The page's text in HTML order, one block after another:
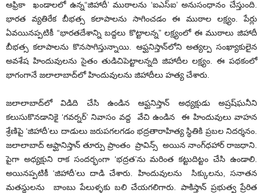
ఆఫ్రికా ఖండాలలో ఉన్న“జిహాదీ’ ముఠాలను ‘ఐఎస్‌ఐ’ అనుసంధానం చేస్తుంది.
భారత వ్యతిరేక బీభత్స కలాపాలను సాగించడం ఈ ముఠాల లక్ష్యం. పేర్లు
ఏవయినప్పటికీ “భారతదేశాన్ని బద్దలు కొట్టాలన్న” లక్ష్యంలో ఈ ముఠాలు జిహాదీ
బీభత్స కలాపాలను కొనసాగిస్తున్నాయి. ఆఫ్ఘనిస్తాన్‌లోని అత్యల్ప సంఖ్యాకులైన
అవశేష హిందువులను సైతం తుడిచిపెట్టాలన్నది జిహాదీల లక్ష్యం. ఈ పథకంలో
భాగంగానే జలాలాబాద్‌లో హిందువులను జిహాదీలు హత్య చేశారు.
జలాలాబాద్‌లో విడిది చేసి ఉండిన ఆఫ్ఘనిస్తాన్ అధ్యక్షుడు అష్రష్‌ఘనీని
కలుసుకొనడానికై ‘గవర్నర్’ నివాసం వద్ద వేచి ఉండిన ఈ హిందువులు వాహన
శ్రేణిపై ‘జిహాదీ’లు దాడులు జరుపగలగడం భద్రతారాహిత్య స్థితికి ప్రబల నిదర్శనం.
జలాలాబాద్ ఆఫ్ఘానిస్తాన్ తూర్పు ప్రాంతం ప్రావిన్స్ అయిన నాంగ్‌ధహార్ రాజధాని.
పైగా అధ్యక్షుని రాక సందర్భంగా ‘భద్రత’ను మరింత కట్టుదిట్టం చేసి ఉండాలి.
అయినప్పటికీ ‘జిహాదీ’లు దాడి చేశారు. హిందువులను సిక్కులను, సనాతన
మతస్థులను బాంబు పేలుళ్ళకు బలి చేయగలిగారు. పాకిస్తాన్ ప్రభుత్వ ప్రేరిత